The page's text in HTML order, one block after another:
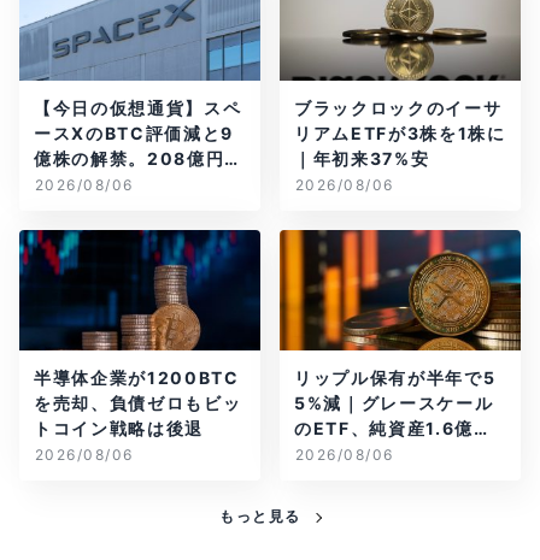
【今日の仮想通貨】スペ
ースXのBTC評価減と9
億株の解禁。208億円相
当のBTCが盗難
2026/08/06
ブラックロックのイーサ
リアムETFが3株を1株に
｜年初来37%安
2026/08/06
半導体企業が1200BTC
を売却、負債ゼロもビッ
トコイン戦略は後退
2026/08/06
リップル保有が半年で5
5%減｜グレースケール
のETF、純資産1.6億ド
ル減
2026/08/06
もっと見る